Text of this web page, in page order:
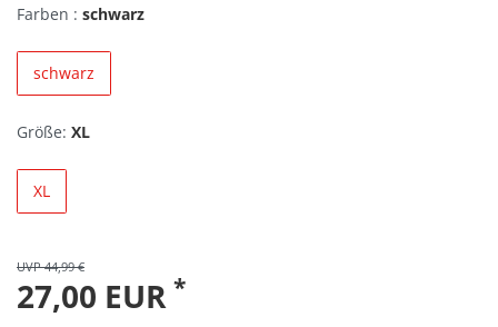
Farben : schwarz
schwarz
Größe: XL
XL
UVP 44,99 €
27,00 EUR *